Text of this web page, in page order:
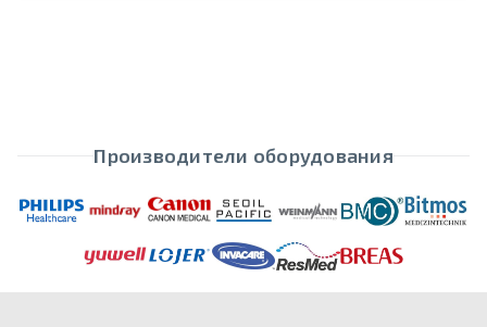
Производители оборудования